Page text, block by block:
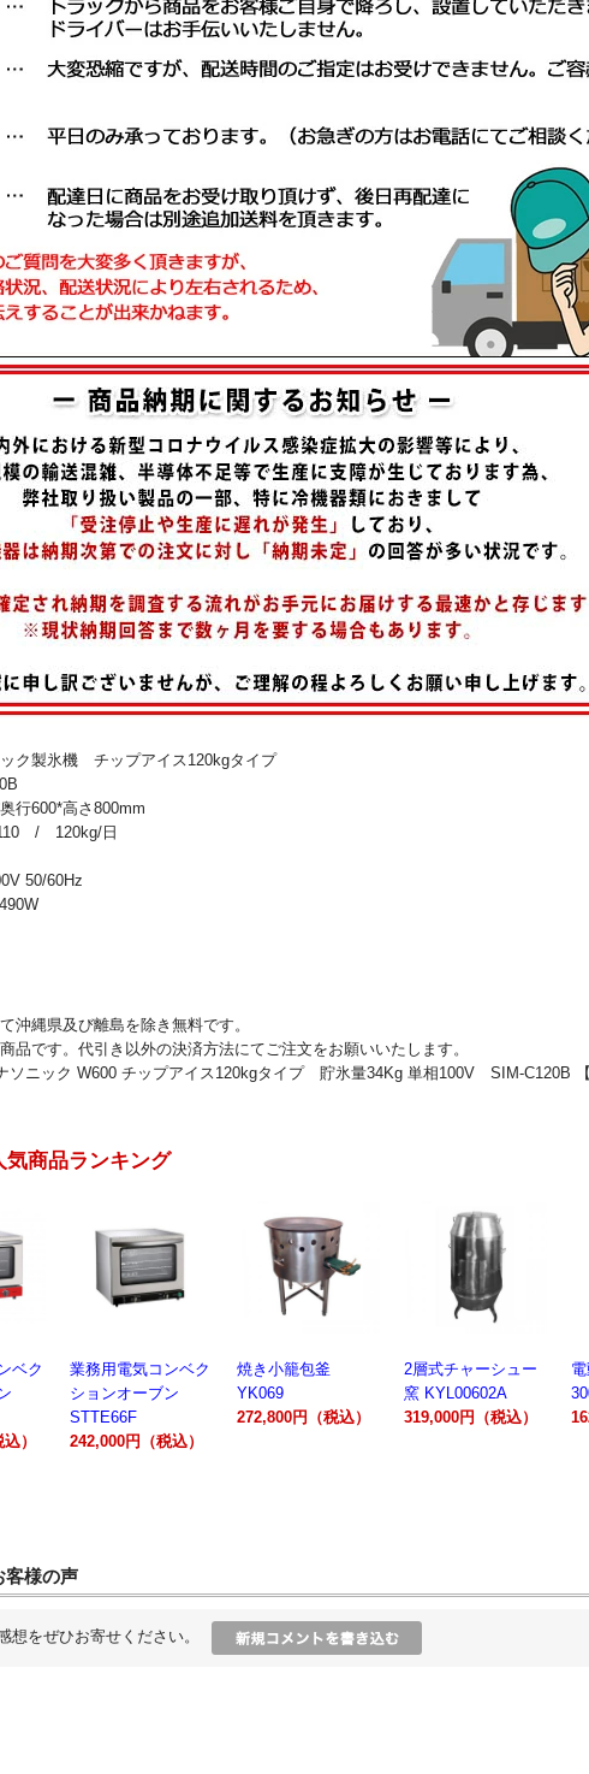
ク製氷機 チップアイス120kgタイプ
行600*高さ800mm
110 / 120kg/日
50/60Hz
沖縄県及び離島を除き無料です。
品です。代引き以外の決済方法にてご注文をお願いいたします。
ソニック W600 チップアイス120kgタイプ 貯氷量34Kg 単相100V SIM-C120B 【
気商品ランキング
ベク
）
焼き小籠包釜
YK069
272,800円（税込）
2層式チャーシュー
窯 KYL00602A
319,000円（税込）
電動製麺機 STDZM-
300A
162,800円（税込）
キ
客様の声
想をぜひお寄せください。